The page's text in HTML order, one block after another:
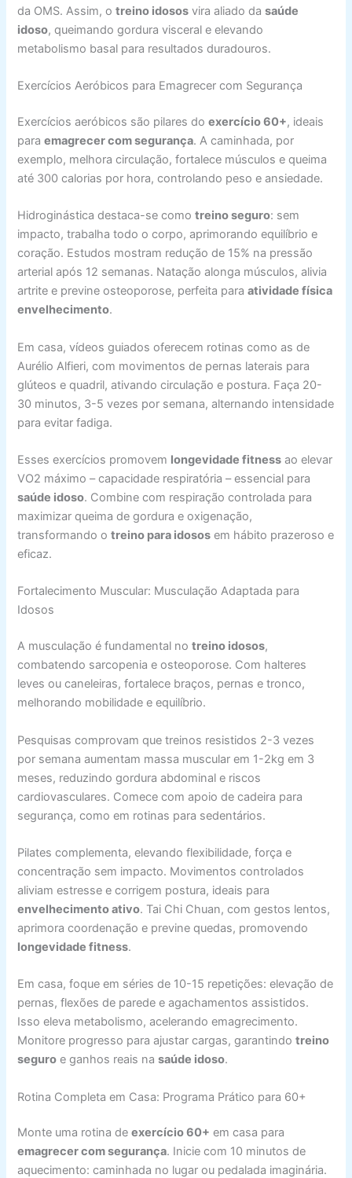
da OMS. Assim, otreino idosos vira aliado dasaúde
idoso, queimando gordura visceral e elevando
metabolismo basal para resultados duradouros.
Exercícios Aeróbicos para Emagrecer com Segurança
Exercícios aeróbicos são pilares doexercício 60+, ideais
paraemagrecer com segurança. A caminhada, por
exemplo, melhora circulação, fortalece músculos e queima
até 300 calorias por hora, controlando peso e ansiedade.
Hidroginástica destaca-se comotreino seguro: sem
impacto, trabalha todo o corpo, aprimorando equilíbrio e
coração. Estudos mostram redução de 15% na pressão
arterial após 12 semanas. Natação alonga músculos, alivia
artrite e previne osteoporose, perfeita paraatividade física
envelhecimento.
Em casa, vídeos guiados oferecem rotinas como as de
Aurélio Alfieri, com movimentos de pernas laterais para
glúteos e quadril, ativando circulação e postura. Faça 20-
30 minutos, 3-5 vezes por semana, alternando intensidade
para evitar fadiga.
Esses exercícios promovem longevidade fitness ao elevar
VO2 máximo – capacidade respiratória – essencial para
saúde idoso. Combine com respiração controlada para
maximizar queima de gordura e oxigenação,
transformando otreino para idosos em hábito prazeroso e
eficaz.
Fortalecimento Muscular: Musculação Adaptada para
Idosos
A musculação é fundamental notreino idosos,
combatendo sarcopenia e osteoporose. Com halteres
leves ou caneleiras, fortalece braços, pernas e tronco,
melhorando mobilidade e equilíbrio.
Pesquisas comprovam que treinos resistidos 2-3 vezes
por semana aumentam massa muscular em 1-2kg em 3
meses, reduzindo gordura abdominal e riscos
cardiovasculares. Comece com apoio de cadeira para
segurança, como em rotinas para sedentários.
Pilates complementa, elevando flexibilidade, força e
concentração sem impacto. Movimentos controlados
aliviam estresse e corrigem postura, ideais para
envelhecimento ativo. Tai Chi Chuan, com gestos lentos,
aprimora coordenação e previne quedas, promovendo
longevidade fitness.
Em casa, foque em séries de 10-15 repetições: elevação de
pernas, flexões de parede e agachamentos assistidos.
Isso eleva metabolismo, acelerando emagrecimento.
Monitore progresso para ajustar cargas, garantindotreino
seguro e ganhos reais nasaúde idoso.
Rotina Completa em Casa: Programa Prático para 60+
Monte uma rotina deexercício 60+ em casa para
emagrecer com segurança. Inicie com 10 minutos de
aquecimento: caminhada no lugar ou pedalada imaginária.